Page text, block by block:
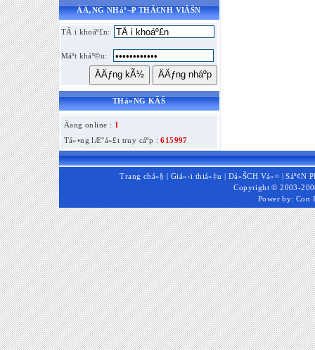
ÄÄ‚NG NHáº¬P THÃ€NH VIÃŠN
TÃ i khoáº£n:
Máº­t kháº©u:
THá»NG KÃŠ
Äang online : 1
Tá»•ng lÆ°á»£t truy cáº­p :615997
Trang chá»§ |Giá»›i thiá»‡u | Dá»ŠCH Vá»¤ |Sáº¢N
Copyright © 2003-
Power by: Con